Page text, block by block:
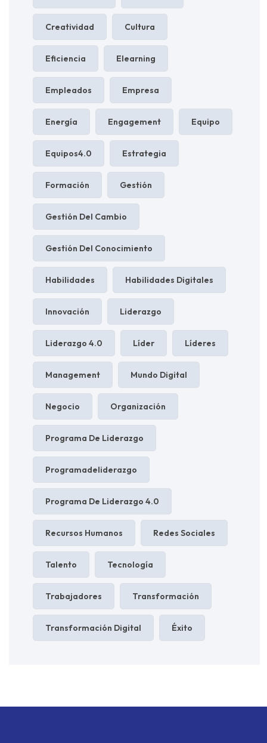
Creatividad Cultura
Eficiencia Elearning
Empleados Empresa
Energía Engagement Equipo
Equipos4.0 Estrategia
Formación Gestión
Gestión Del Cambio
Gestión Del Conocimiento
Habilidades Habilidades Digitales
Innovación Liderazgo
Liderazgo 4.0 Líder Líderes
Management Mundo Digital
Negocio Organización
Programa De Liderazgo
Programadeliderazgo
Programa De Liderazgo 4.0
Recursos Humanos Redes Sociales
Talento Tecnología
Trabajadores Transformación
Transformación Digital Éxito